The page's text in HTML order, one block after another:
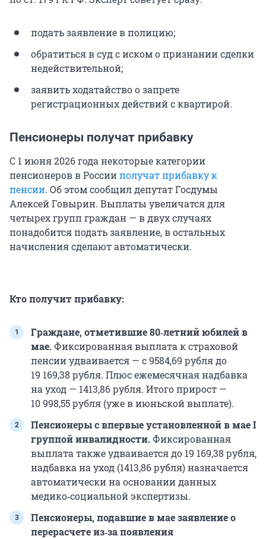
подать заявление в полицию;
обратиться в суд с иском о признании сделки
недействительной;
заявить ходатайство о запрете
регистрационных действий с квартирой.
Пенсионеры получат прибавку
С 1 июня 2026 года некоторые категории
пенсионеров в Россииполучат прибавку к
пенсии. Об этом сообщил депутат Госдумы
Алексей Говырин. Выплаты увеличатся для
четырех групп граждан — в двух случаях
понадобится подать заявление, в остальных
начисления сделают автоматически.
Кто получит прибавку:
Граждане, отметившие 80‑летний юбилей в
мае.Фиксированная выплата к страховой
пенсии удваивается — с 9584,69 рубля до
19 169,38 рубля. Плюс ежемесячная надбавка
на уход — 1413,86 рубля. Итого прирост —
10 998,55 рубля (уже в июньской выплате).
Пенсионеры с впервые установленной в мае I
группой инвалидности.Фиксированная
выплата также удваивается до 19 169,38 рубля,
надбавка на уход (1413,86 рубля) назначается
автоматически на основании данных
медико‑социальной экспертизы.
Пенсионеры, подавшие в мае заявление о
перерасчете из‑за появления